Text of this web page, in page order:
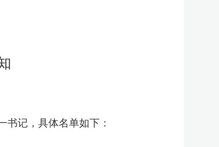
书记，具体名单如下：